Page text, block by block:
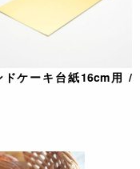
ドケーキ台紙16cm用 /